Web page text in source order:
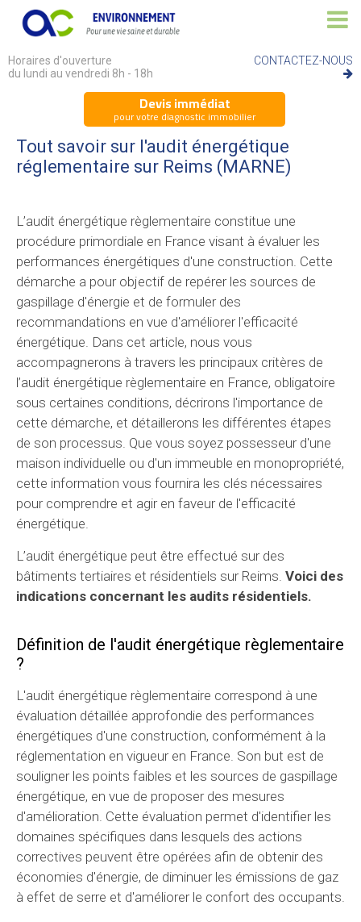
Horaires d'ouverture
du lundi au vendredi 8h - 18h
CONTACTEZ-NOUS
Devis immédiat
pour votre diagnostic immobilier
Tout savoir sur l'audit énergétique
réglementaire sur Reims (MARNE)
L’audit énergétique règlementaire constitue une
procédure primordiale en France visant à évaluer les
performances énergétiques d'une construction. Cette
démarche a pour objectif de repérer les sources de
gaspillage d'énergie et de formuler des
recommandations en vue d'améliorer l'efficacité
énergétique. Dans cet article, nous vous
accompagnerons à travers les principaux critères de
l’audit énergétique règlementaire en France, obligatoire
sous certaines conditions, décrirons l'importance de
cette démarche, et détaillerons les différentes étapes
de son processus. Que vous soyez possesseur d'une
maison individuelle ou d'un immeuble en monopropriété,
cette information vous fournira les clés nécessaires
pour comprendre et agir en faveur de l'efficacité
énergétique.
L’audit énergétique peut être effectué sur des
bâtiments tertiaires et résidentiels sur Reims. Voici des
indications concernant les audits résidentiels.
Définition de l'audit énergétique règlementaire
?
L'audit énergétique règlementaire correspond à une
évaluation détaillée approfondie des performances
énergétiques d'une construction, conformément à la
réglementation en vigueur en France. Son but est de
souligner les points faibles et les sources de gaspillage
énergétique, en vue de proposer des mesures
d'amélioration. Cette évaluation permet d'identifier les
domaines spécifiques dans lesquels des actions
correctives peuvent être opérées afin de obtenir des
économies d'énergie, de diminuer les émissions de gaz
à effet de serre et d'améliorer le confort des occupants.